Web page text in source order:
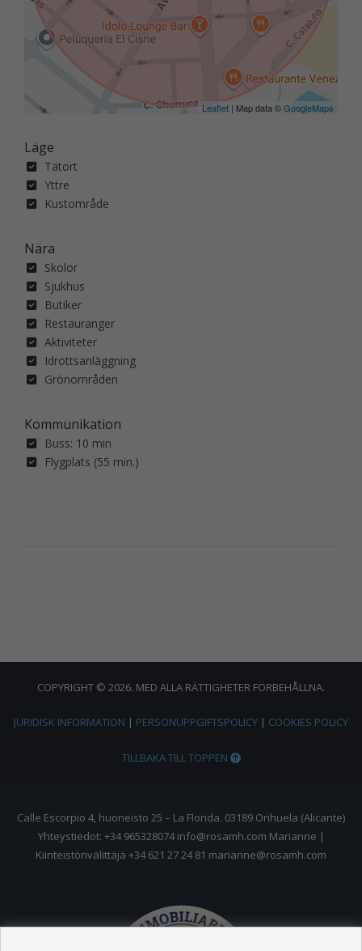
Leaflet | Map data ©GoogleMaps
Läge
Tätort
Yttre
Kustområde
Nära
Skolor
Sjukhus
Butiker
Restauranger
Aktiviteter
Idrottsanläggning
Grönområden
Kommunikation
Buss: 10 min
Flygplats (55 min.)
COPYRIGHT © 2026. MED ALLA RÄTTIGHETER FÖRBEHÅLLNA.
JURIDISK INFORMATION | PERSONUPPGIFTSPOLICY | COOKIES POLICY
TILLBAKA TILL TOPPEN
Calle Escorpio 4, huoneisto 25 – La Florida. 03189 Orihuela (Alicante)
Yhteystiedot: +34 965328074 info@rosamh.com Marianne |
Kiinteistönvälittäjä +34 621 27 24 81 marianne@rosamh.com